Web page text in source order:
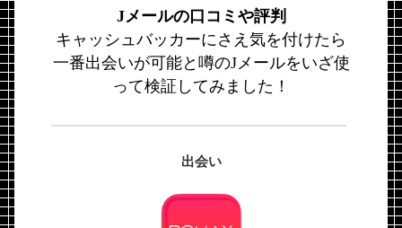
Jメールの口コミや評判
キャッシュバッカーにさえ気を付けたら
一番出会いが可能と噂のJメールをいざ使
って検証してみました！
出会い